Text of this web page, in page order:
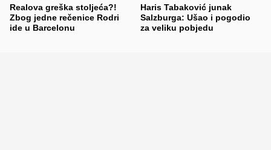
Realova greška stoljeća?!
Zbog jedne rečenice Rodri
ide u Barcelonu
Haris Tabaković junak
Salzburga: Ušao i pogodio
za veliku pobjedu